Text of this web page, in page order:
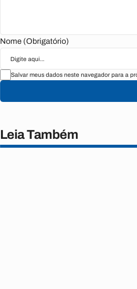
Nome (Obrigatório)
Salvar meus dados neste navegador para a
Leia Também